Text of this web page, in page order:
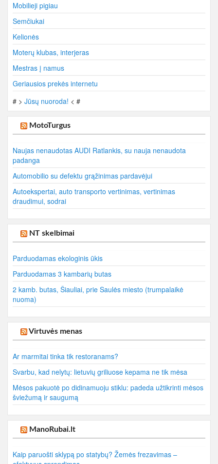
Mobilieji pigiau
Semčiukai
Kelionės
Moterų klubas, interjeras
Mestras į namus
Geriausios prekės internetu
# > Jūsų nuoroda! < #
MotoTurgus
Naujas nenaudotas AUDI Ratlankis, su nauja nenaudota
padanga
Automobilio su defektu grąžinimas pardavėjui
Autoekspertai, auto transporto vertinimas, vertinimas
draudimui, sodrai
NT skelbimai
Parduodamas ekologinis ūkis
Parduodamas 3 kambarių butas
2 kamb. butas, Šiauliai, prie Saulės miesto (trumpalaikė
nuoma)
Virtuvės menas
Ar marmitai tinka tik restoranams?
Svarbu, kad nelytų: lietuvių griliuose kepama ne tik mėsa
Mėsos pakuotė po didinamuoju stiklu: padeda užtikrinti mėsos
šviežumą ir saugumą
ManoRubai.lt
Kaip paruošti sklypą po statybų? Žemės frezavimas –